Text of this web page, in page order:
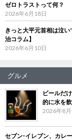
ゼロトラストって何？
2026年6月18日
きっと大平元首相は泣
治コラム】
2026年6月10日
グルメ
ビールだ
的に水を
2026年8
セブン‐イレブン、カレ